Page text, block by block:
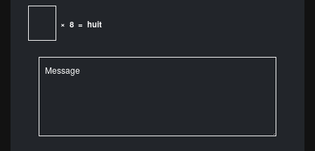
× 8 = huit